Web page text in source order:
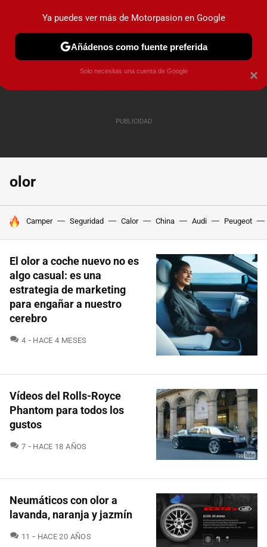
PRUEBAS COCHES ELÉCTRICOS OBSERVATORIO
olor
HOY SE HABLA DE
Camper Seguridad Calor China Audi Peugeot
El olor a coche nuevo no es
algo casual: es una
estrategia de marketing
para engañar a nuestro
cerebro
4 COMENTARIOS
HACE 4 MESES
Vídeos del Rolls-Royce
Phantom para todos los
gustos
7 COMENTARIOS
HACE 18 AÑOS
Neumáticos con olor a
lavanda, naranja y jazmín
11 COMENTARIOS
HACE 20 AÑOS
×
Ya puedes ver más de Motorpasion en Google
Añádenos como fuente preferida
Solo necesitas una cuenta de Google